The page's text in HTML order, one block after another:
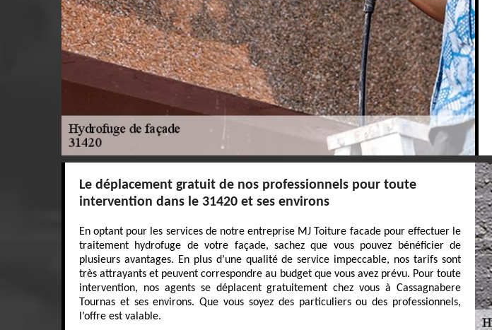
Le déplacement gratuit de nos professionnels pour toute
intervention dans le 31420 et ses environs
En optant pour les services de notre entreprise MJ Toiture facade pour effectuer le
traitement hydrofuge de votre façade, sachez que vous pouvez bénéficier de
plusieurs avantages. En plus d’une qualité de service impeccable, nos tarifs sont
très attrayants et peuvent correspondre au budget que vous avez prévu. Pour toute
intervention, nos agents se déplacent gratuitement chez vous à Cassagnabere
Tournas et ses environs. Que vous soyez des particuliers ou des professionnels,
l’offre est valable.